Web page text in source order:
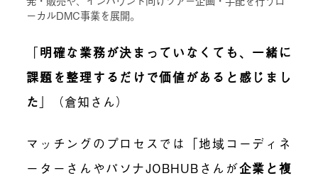
ーカルDMC事業を展開。
「明確な業務が決まっていなくても、一緒に
課題を整理するだけで価値があると感じまし
た 」（倉知さん）
マッチングのプロセスでは「地域コーディネ
ーターさんやパソナJOBHUBさんが企業と複